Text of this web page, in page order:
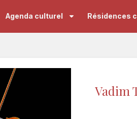
Agenda culturel Résidences
Vadim